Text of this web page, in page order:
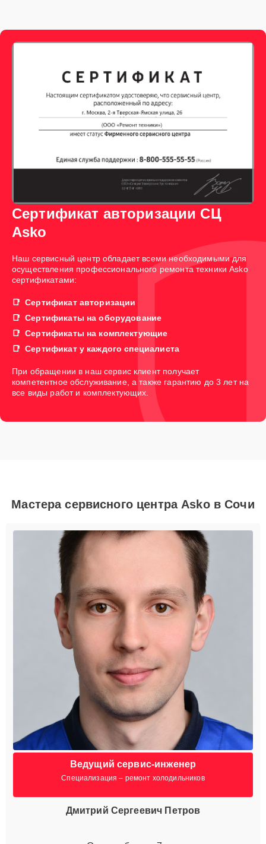
Сертификат авторизации СЦ
Asko
Наш сервисный центр обладает всеми необходимыми для
осуществления профессионального ремонта техники Asko
сертификатами:
Сертификат авторизации
Сертификаты на оборудование
Сертификаты на комплектующие
Сертификат у каждого специалиста
При обращении в наш сервис клиент получает
компетентное обслуживание, а также гарантию до 3 лет на
все виды работ и комплектующих.
Мастера сервисного центра Asko в Сочи
Ведущий сервис-инженер
Специализация – ремонт холодильников
Дмитрий Сергеевич Петров